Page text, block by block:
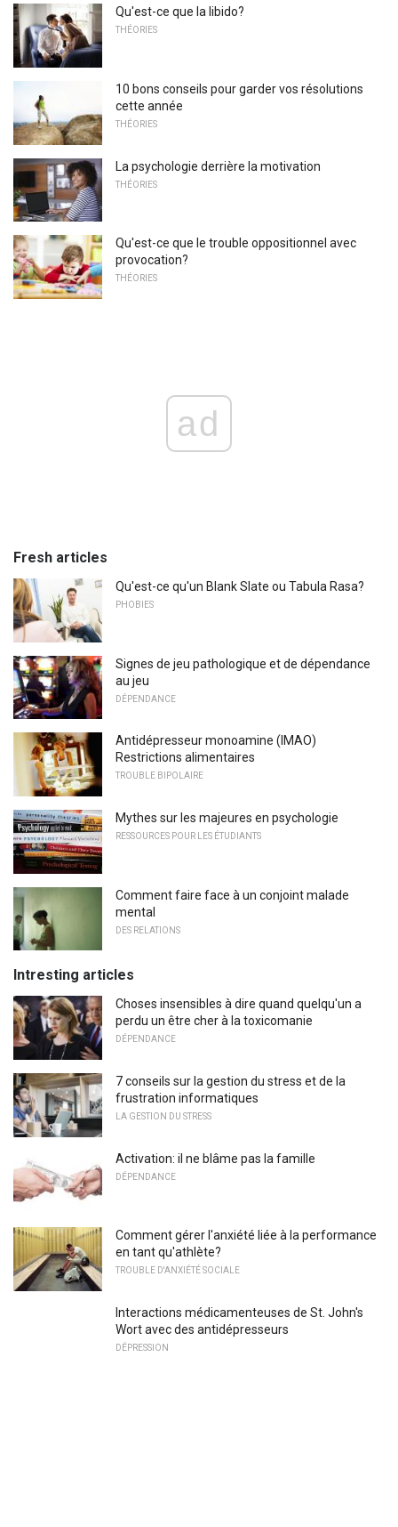
Qu'est-ce que la libido?
THÉORIES
10 bons conseils pour garder vos résolutions
cette année
THÉORIES
La psychologie derrière la motivation
THÉORIES
Qu'est-ce que le trouble oppositionnel avec
provocation?
THÉORIES
ad
Fresh articles
Qu'est-ce qu'un Blank Slate ou Tabula Rasa?
PHOBIES
Signes de jeu pathologique et de dépendance
au jeu
DÉPENDANCE
Antidépresseur monoamine (IMAO)
Restrictions alimentaires
TROUBLE BIPOLAIRE
Mythes sur les majeures en psychologie
RESSOURCES POUR LES ÉTUDIANTS
Comment faire face à un conjoint malade
mental
DES RELATIONS
Intresting articles
Choses insensibles à dire quand quelqu'un a
perdu un être cher à la toxicomanie
DÉPENDANCE
7 conseils sur la gestion du stress et de la
frustration informatiques
LA GESTION DU STRESS
Activation: il ne blâme pas la famille
DÉPENDANCE
Comment gérer l'anxiété liée à la performance
en tant qu'athlète?
TROUBLE D'ANXIÉTÉ SOCIALE
Interactions médicamenteuses de St. John's
Wort avec des antidépresseurs
DÉPRESSION